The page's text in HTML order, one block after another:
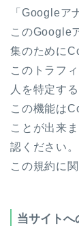
「Googleア
このGoogle
集のために
このトラフ
人を特定す
この機能は
ことが出来
認ください。
この規約に
当サイトへ